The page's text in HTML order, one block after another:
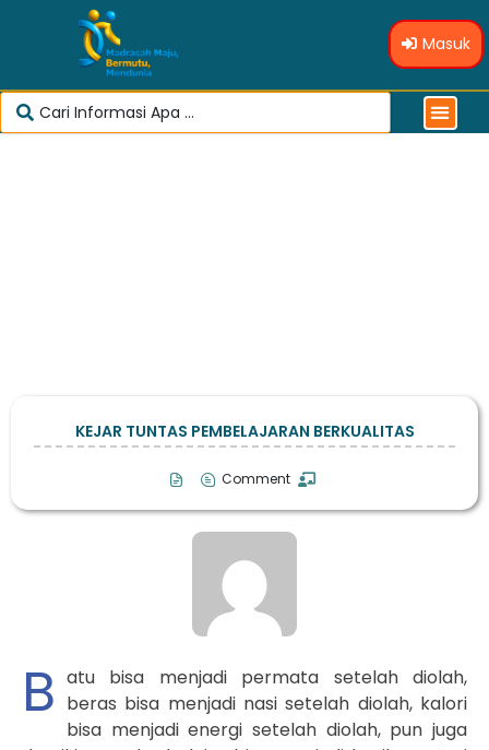
Masuk
KEJAR TUNTAS PEMBELAJARAN BERKUALITAS
Comment
B atu bisa menjadi permata setelah diolah,
beras bisa menjadi nasi setelah diolah, kalori
bisa menjadi energi setelah diolah, pun juga